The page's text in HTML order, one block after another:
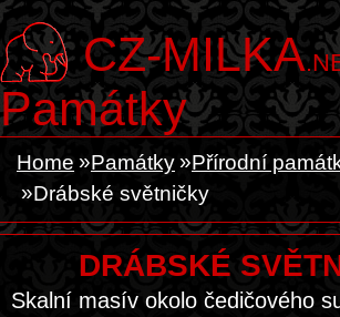
CZ-MILKA
Památky
Home Památky
Přírodní
Drábské světničky
DRÁBSKÉ
Skalní masív okolo čedičového